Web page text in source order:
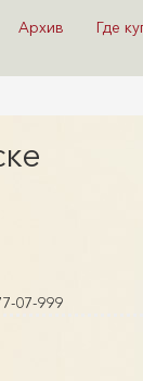
Архив Где
07-999